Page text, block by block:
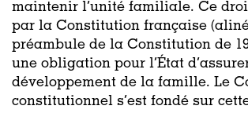
maintenir l’unité familiale. Ce
par la Constitution française
préambule de la Constitution de
une obligation pour l’État
développement de la famille. Le
constitutionnel s’est fondé sur